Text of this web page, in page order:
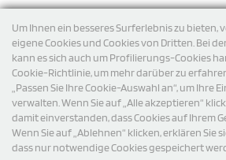
Um Ihnen ein besseres Surferlebnis zu bieten,
eigene Cookies und Cookies von Dritten. Bei
kann es sich auch um Profilierungs-Cookies
Cookie-Richtlinie, um mehr darüber zu
„Passen Sie Ihre Cookie-Auswahl an“, um Ihre
verwalten. Wenn Sie auf „Alle akzeptieren“
damit einverstanden, dass Cookies auf Ihrem
Wenn Sie auf „Ablehnen“ klicken, erklären Sie
dass nur notwendige Cookies gespeichert
Versand